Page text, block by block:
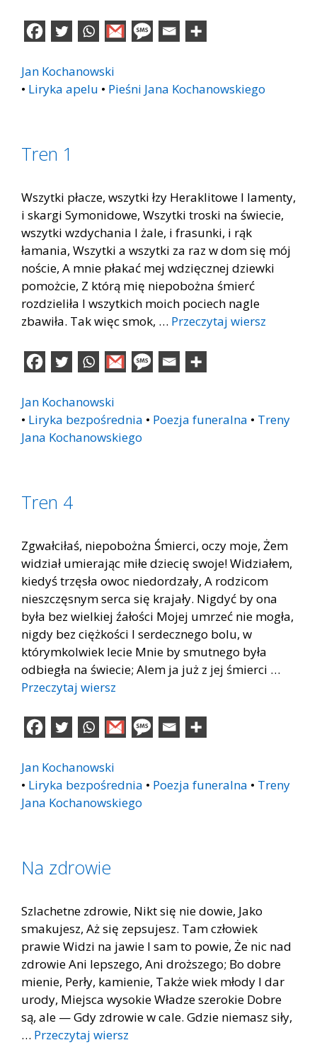
Jan Kochanowski
• Liryka apelu • Pieśni Jana Kochanowskiego
Tren 1
Wszytki płacze, wszytki łzy Heraklitowe I lamenty,
i skargi Symonidowe, Wszytki troski na świecie,
wszytki wzdychania I żale, i frasunki, i rąk
łamania, Wszytki a wszytki za raz w dom się mój
noście, A mnie płakać mej wdzięcznej dziewki
pomożcie, Z którą mię niepobożna śmierć
rozdzieliła I wszytkich moich pociech nagle
zbawiła. Tak więc smok, … Przeczytaj wiersz
Jan Kochanowski
• Liryka bezpośrednia • Poezja funeralna • Treny
Jana Kochanowskiego
Tren 4
Zgwałciłaś, niepobożna Śmierci, oczy moje, Żem
widział umierając miłe dziecię swoje! Widziałem,
kiedyś trzęsła owoc niedordzały, A rodzicom
nieszczęsnym serca się krajały. Nigdyć by ona
była bez wielkiej źałości Mojej umrzeć nie mogła,
nigdy bez ciężkości I serdecznego bolu, w
którymkolwiek lecie Mnie by smutnego była
odbiegła na świecie; Alem ja już z jej śmierci …
Przeczytaj wiersz
Jan Kochanowski
• Liryka bezpośrednia • Poezja funeralna • Treny
Jana Kochanowskiego
Na zdrowie
Szlachetne zdrowie, Nikt się nie dowie, Jako
smakujesz, Aż się zepsujesz. Tam człowiek
prawie Widzi na jawie I sam to powie, Że nic nad
zdrowie Ani lepszego, Ani droższego; Bo dobre
mienie, Perły, kamienie, Także wiek młody I dar
urody, Miejsca wysokie Władze szerokie Dobre
są, ale — Gdy zdrowie w cale. Gdzie niemasz siły,
… Przeczytaj wiersz